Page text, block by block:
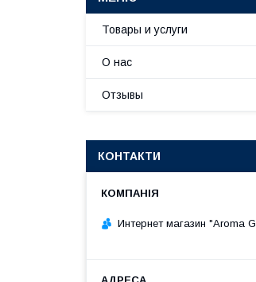
Товары и услуги
О нас
Отзывы
КОНТАКТИ
Интернет магазин "Aroma